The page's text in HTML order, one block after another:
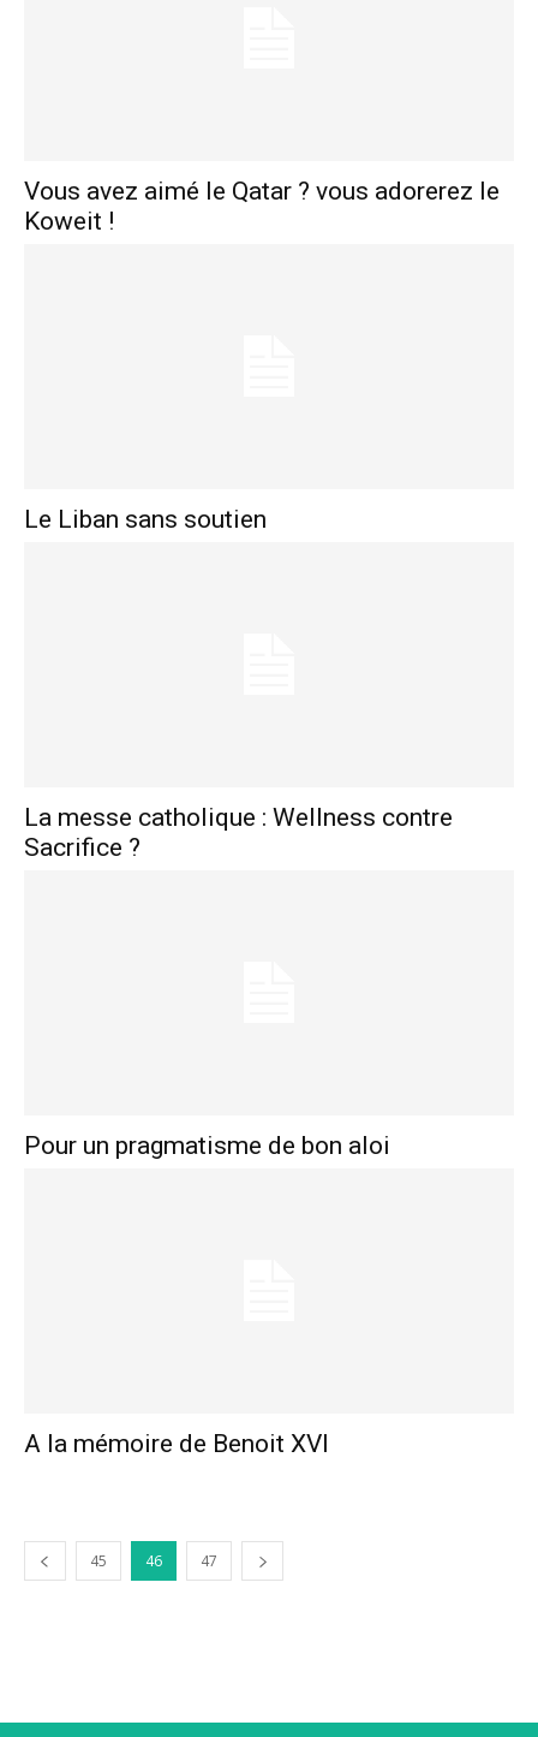
Vous avez aimé le Qatar ? vous adorerez le
Koweit !
Le Liban sans soutien
La messe catholique : Wellness contre
Sacrifice ?
Pour un pragmatisme de bon aloi
A la mémoire de Benoit XVI
45 46 47